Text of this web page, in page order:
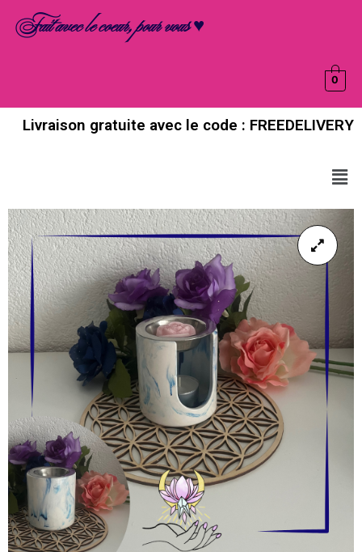
Fait avec le coeur, pour vous ♥
0
Livraison gratuite avec le code : FREEDELIVERY